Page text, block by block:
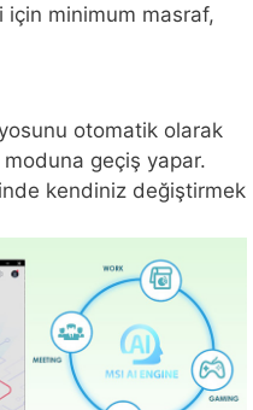
için minimum masraf,
otomatik olarak
geçiş yapar.
kendiniz değiştirmek